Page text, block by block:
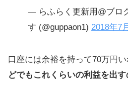
— らふらく更新用@ブロ
す (@guppaon1) 2018年7
口座には余裕を持って70万円い
どでもこれくらいの利益を出す